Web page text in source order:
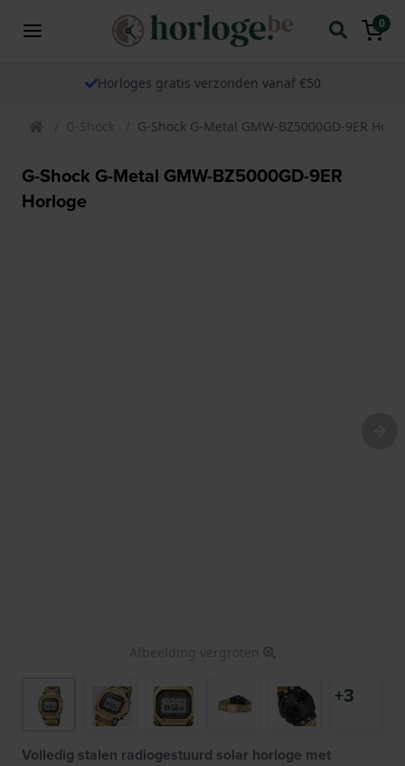
0
Horloges gratis verzonden vanaf €50
G-Shock G-Shock G-Metal GMW-BZ5000GD-9ER
G-Shock G-Metal GMW-BZ5000GD-9ER
Horloge
Afbeelding vergroten
+3
Volledig stalen radiogestuurd solar horloge met